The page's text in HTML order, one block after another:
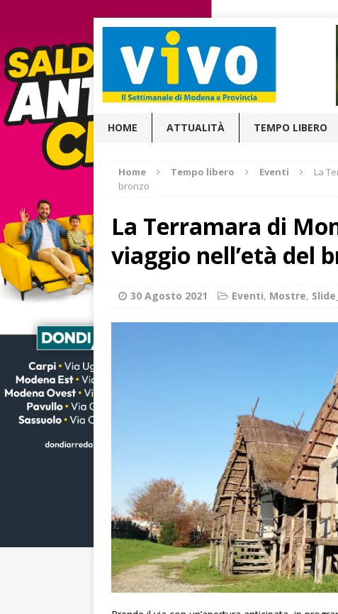
HOME ATTUALITÀ TEMPO LIBERO
Home Tempo libero Eventi
La
bronzo
La Terramara di
viaggio nell’età del
30 Agosto 2021 Eventi, Mostre,